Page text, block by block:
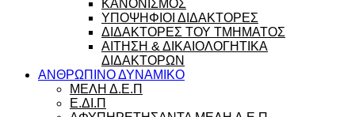
ΚΑΝΟΝΙΣΜΟΣ
ΥΠΟΨΗΦΙΟΙ ΔΙΔΑΚΤΟΡΕΣ
ΔΙΔΑΚΤΟΡΕΣ ΤΟΥ ΤΜΗΜΑΤΟΣ
ΑΙΤΗΣΗ & ΔΙΚΑΙΟΛΟΓΗΤΙΚΑ
ΔΙΔΑΚΤΟΡΩΝ
ΑΝΘΡΩΠΙΝΟ ΔΥΝΑΜΙΚΟ
ΜΕΛΗ Δ.Ε.Π
Ε.ΔΙ.Π